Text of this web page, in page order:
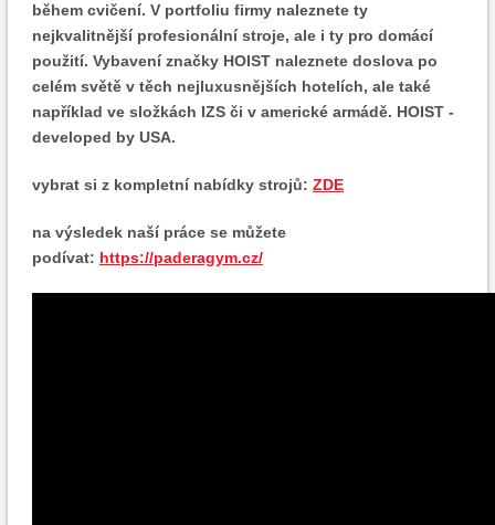
během cvičení. V portfoliu firmy naleznete ty
nejkvalitnější profesionální stroje, ale i ty pro domácí
použití. Vybavení značky HOIST naleznete doslova po
celém světě v těch nejluxusnějších hotelích, ale také
například ve složkách IZS či v americké armádě. HOIST -
developed by USA.
vybrat si z kompletní nabídky strojů: ZDE
na výsledek naší práce se můžete
podívat: https://paderagym.cz/